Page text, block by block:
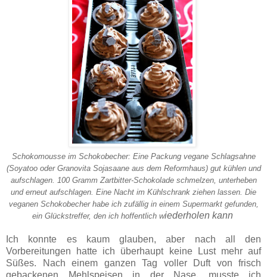
Schokomousse im Schokobecher: Eine Packung vegane Schlagsahne
(Soyatoo oder Granovita Sojasaane aus dem Reformhaus) gut kühlen und
aufschlagen. 100 Gramm Zartbitter-Schokolade schmelzen, unterheben
und erneut aufschlagen. Eine Nacht im Kühlschrank ziehen lassen. Die
veganen Schokobecher habe ich zufällig in einem Supermarkt gefunden,
ein Glückstreffer, den ich hoffentlich wiederholen kann
Ich konnte es kaum glauben, aber nach all den
Vorbereitungen hatte ich überhaupt keine Lust mehr auf
Süßes. Nach einem ganzen Tag voller Duft von frisch